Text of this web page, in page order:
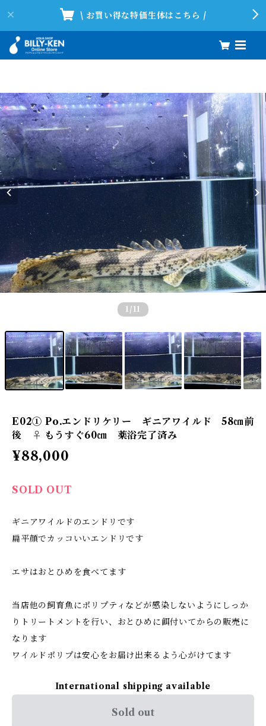
\ お買い得な特価生体はこちら /
1 /11
E02① Po.エンドリケリー ギニアワイルド 58㎝前
後 ♀ もうすぐ60㎝ 薬浴完了済み
¥88,000
SOLD OUT
ギニアワイルドのエンドリです
扁平顔でカッコいいエンドリです
エサはおとひめを食べてます
当店他の飼育魚にポリプティなどが感染しないようにしっか
りトリートメントを行い、おとひめに餌付いてからの販売に
なります
ワイルドポリプは安心をお届け出来るよう心がけてます
International shipping available
Sold out